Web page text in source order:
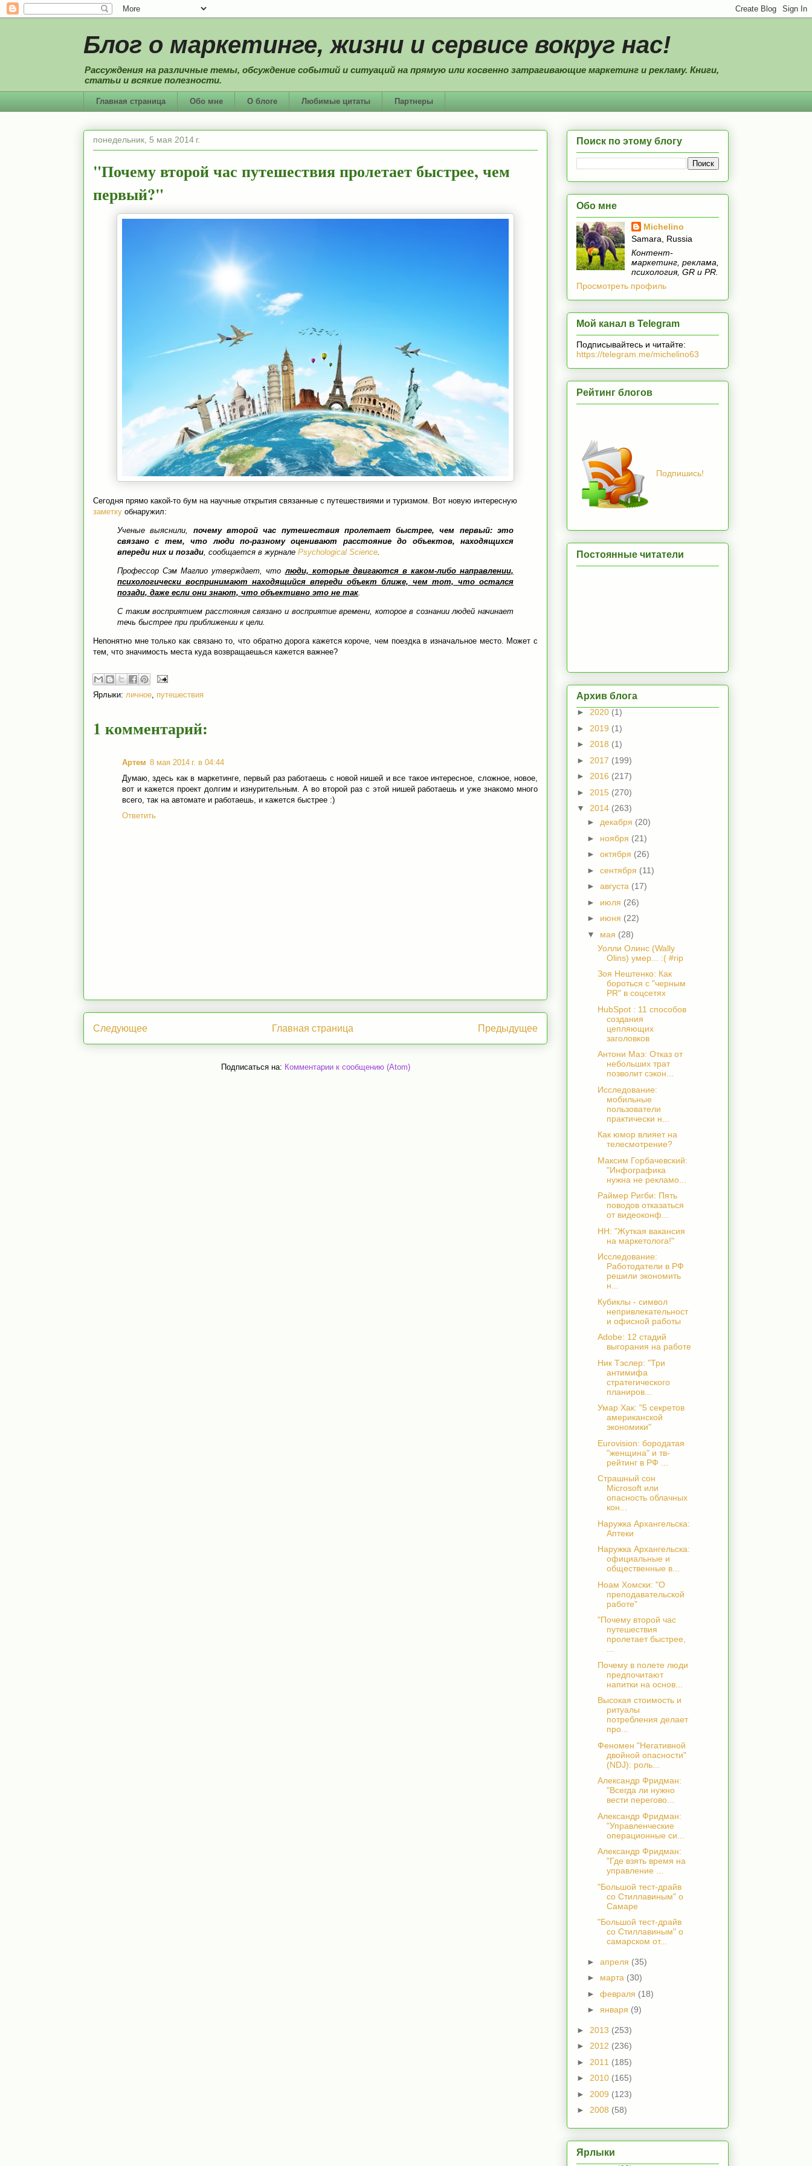
Блог о маркетинге, жизни и сервисе вокруг нас!
Рассуждения на различные темы, обсуждение событий и ситуаций на прямую или косвенно затрагивающие маркетинг и рекламу. Книги,
статьи и всякие полезности.
Главная страница Обо мне О блоге Любимые цитаты Партнеры
понедельник, 5 мая 2014 г.
"Почему второй час путешествия пролетает быстрее, чем
первый?"
Сегодня прямо какой-то бум на научные открытия связанные с путешествиями и туризмом. Вот новую интересную
заметку обнаружил:
Ученые выяснили, почему второй час путешествия пролетает быстрее, чем первый: это
связано с тем, что люди по-разному оценивают расстояние до объектов, находящихся
впереди них и позади , сообщается в журнале Psychological Science
Профессор Сэм Маглио утверждает, что люди, которые двигаются в каком-либо направлении,
психологически воспринимают находящийся впереди объект ближе, чем тот, что остался
позади, даже если они знают, что объективно это не так
С таким восприятием расстояния связано и восприятие времени, которое в сознании людей начинает
течь быстрее при приближении к цели.
Непонятно мне только как связано то, что обратно дорога кажется короче, чем поездка в изначальное место. Может с
тем, что значимость места куда возвращаешься кажется важнее?
Ярлыки: личное путешествия
1 комментарий:
Артем 8 мая 2014 г. в 04:44
Думаю, здесь как в маркетинге, первый раз работаешь с новой нишей и все такое интересное, сложное, новое,
вот и кажется проект долгим и изнурительным. А во второй раз с этой нишей работаешь и уже знакомо много
всего, так на автомате и работаешь, и кажется быстрее :)
Ответить
Следующее Предыдущее
Главная страница
Подписаться на: Комментарии к сообщению (Atom)
Поиск по этому блогу
Обо мне
Michelino
Samara, Russia
Контент-
маркетинг, реклама,
психология, GR и PR.
Просмотреть профиль
Мой канал в Telegram
Подписывайтесь и читайте:
https://telegram.me/michelino63
Рейтинг блогов
Подпишись!
Постоянные читатели
Архив блога
► 2020 (1)
► 2019 (1)
► 2018 (1)
► 2017 (199)
► 2016 (217)
► 2015 (270)
▼ 2014 (263)
► декабря (20)
► ноября (21)
► октября (26)
► сентября (11)
► августа (17)
► июля (26)
► июня (22)
▼ мая (28)
Уолли Олинс (Wally
Olins) умер... :( #rip
Зоя Нештенко: Как
бороться с "черным
PR" в соцсетях
HubSpot : 11 способов
создания
цепляющих
заголовков
Антони Маэ: Отказ от
небольших трат
позволит сэкон...
Исследование:
мобильные
пользователи
практически н...
Как юмор влияет на
телесмотрение?
Максим Горбачевский:
"Инфографика
нужна не рекламо...
Раймер Ригби: Пять
поводов отказаться
от видеоконф...
HH: "Жуткая вакансия
на маркетолога!"
Исследование:
Работодатели в РФ
решили экономить
н...
Кубиклы - символ
непривлекательност
и офисной работы
Adobe: 12 стадий
выгорания на работе
Ник Тэслер: "Три
антимифа
стратегического
планиров...
Умар Хак: "5 секретов
американской
экономики"
Eurovision: бородатая
"женщина" и тв-
рейтинг в РФ ...
Страшный сон
Microsoft или
опасность облачных
кон...
Наружка Архангельска:
Аптеки
Наружка Архангельска:
официальные и
общественные в...
Ноам Хомски: "О
преподавательской
работе"
"Почему второй час
путешествия
пролетает быстрее,
Почему в полете люди
предпочитают
напитки на основ...
Высокая стоимость и
ритуалы
потребления делает
про...
Феномен "Негативной
двойной опасности"
(NDJ): роль...
Александр Фридман:
"Всегда ли нужно
вести перегово...
Александр Фридман:
"Управленческие
операционные си...
Александр Фридман:
"Где взять время на
управление ...
"Большой тест-драйв
со Стиллавиным" о
Самаре
"Большой тест-драйв
со Стиллавиным" о
самарском от...
► апреля (35)
► марта (30)
► февраля (18)
► января (9)
► 2013 (253)
► 2012 (236)
► 2011 (185)
► 2010 (165)
► 2009 (123)
► 2008 (58)
Ярлыки